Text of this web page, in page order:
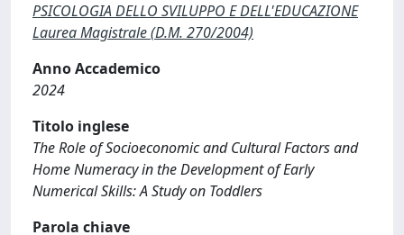
PSICOLOGIA DELLO SVILUPPO E DELL'EDUCAZIONE
Laurea Magistrale (D.M. 270/2004)
Anno Accademico
2024
Titolo inglese
The Role of Socioeconomic and Cultural Factors and
Home Numeracy in the Development of Early
Numerical Skills: A Study on Toddlers
Parola chiave